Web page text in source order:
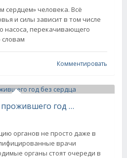
сердцем» человека. Всё
и силы зависит в том числе
насоса, перекачивающего
Комментировать
История человека, прожившего год без сердца
органов не просто даже в
врачи
органы стоят очереди в